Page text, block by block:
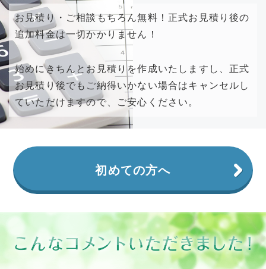
お見積り・ご相談もちろん無料！正式お見積り後の
追加料金は一切かかりません！
始めにきちんとお見積りを作成いたしますし、正式
お見積り後でもご納得いかない場合はキャンセルし
ていただけますので、ご安心ください。
初めての方へ